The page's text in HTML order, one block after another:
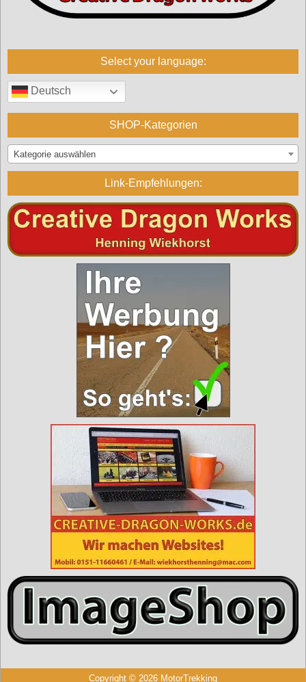
Select your language:
Deutsch
SHOP-Kategorien
Kategorie auswählen
Link-Empfehlungen:
Copyright © 2026 MotorTrekking